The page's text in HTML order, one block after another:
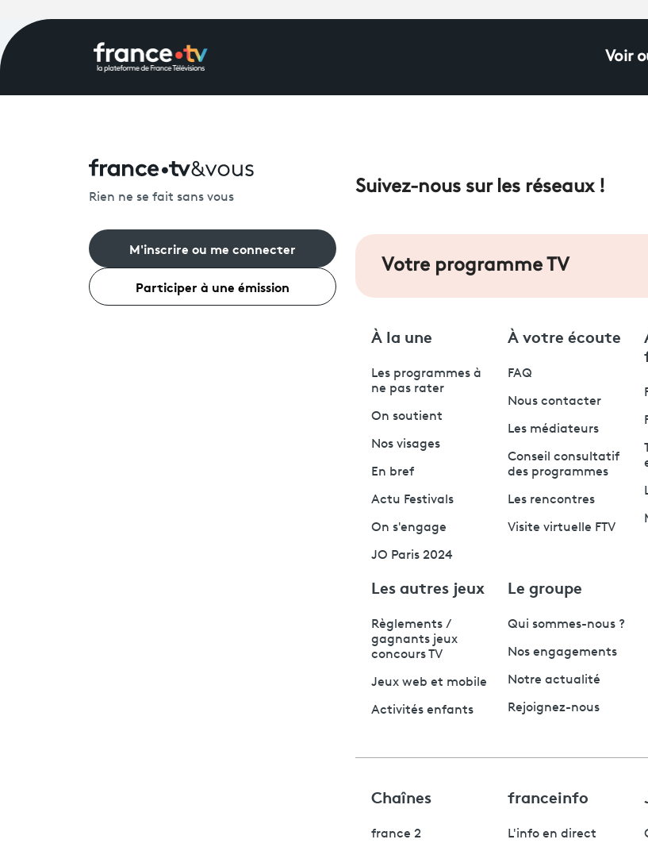
Voir
Rien ne se fait sans vous
M'inscrire ou me connecter
Participer à une émission
Suivez-nous sur les réseaux !
Votre programme TV
À la une
Les programmes à
ne pas rater
On soutient
Nos visages
En bref
Actu Festivals
On s'engage
JO Paris 2024
À votre écoute
FAQ
Nous contacter
Les médiateurs
Conseil consultatif
des programmes
Les rencontres
Visite virtuelle FTV
Les autres jeux
Règlements /
gagnants jeux
concours TV
Jeux web et mobile
Activités enfants
Le groupe
Qui sommes-nous ?
Nos engagements
Notre actualité
Rejoignez-nous
Chaînes
france 2
franceinfo
L'info en direct